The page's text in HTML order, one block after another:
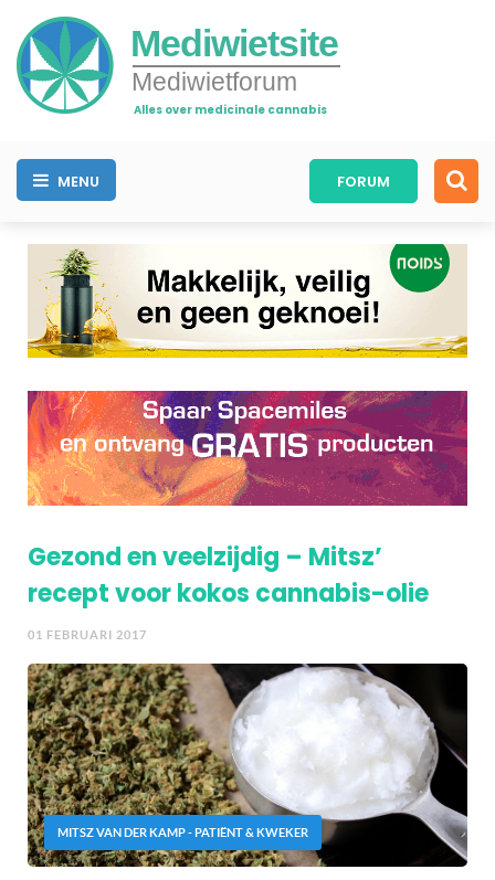
Mediwietsite
Mediwietforum
Alles over medicinale cannabis
MENU FORUM
Gezond en veelzijdig – Mitsz’
recept voor kokos cannabis-olie
01 FEBRUARI 2017
MITSZ VAN DER KAMP - PATIËNT & KWEKER